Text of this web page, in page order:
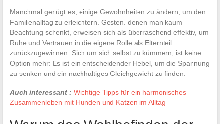
Manchmal genügt es, einige Gewohnheiten zu ändern, um den
Familienalltag zu erleichtern. Gesten, denen man kaum
Beachtung schenkt, erweisen sich als überraschend effektiv, um
Ruhe und Vertrauen in die eigene Rolle als Elternteil
zurückzugewinnen. Sich um sich selbst zu kümmern, ist keine
Option mehr: Es ist ein entscheidender Hebel, um die Spannung
zu senken und ein nachhaltiges Gleichgewicht zu finden.
Auch interessant : Wichtige Tipps für ein harmonisches
Zusammenleben mit Hunden und Katzen im Alltag